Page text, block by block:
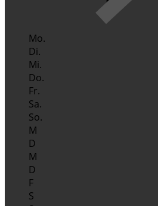
Mo.
Di.
Mi.
Do.
Fr.
Sa.
So.
M
D
M
D
F
S